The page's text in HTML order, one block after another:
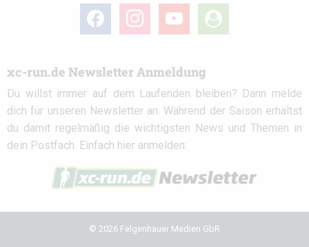
facebook instagramyoutube
user-
circle
xc-run.de Newsletter Anmeldung
Du willst immer auf dem Laufenden bleiben? Dann melde
dich für unseren Newsletter an. Während der Saison erhältst
du damit regelmäßig die wichtigsten News und Themen in
dein Postfach. Einfach hier anmelden:
© 2026 Felgenhauer Medien GbR